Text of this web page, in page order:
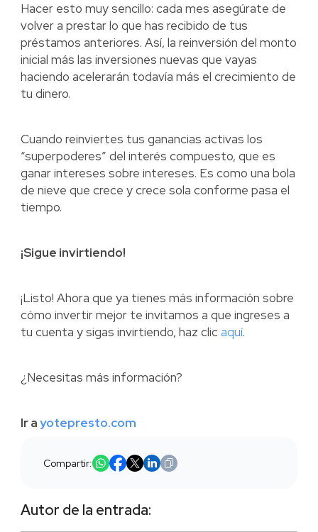
Hacer esto muy sencillo: cada mes asegúrate de
volver a prestar lo que has recibido de tus
préstamos anteriores. Así, la reinversión del monto
inicial más las inversiones nuevas que vayas
haciendo acelerarán todavía más el crecimiento de
tu dinero.
Cuando reinviertes tus ganancias activas los
“superpoderes” del interés compuesto, que es
ganar intereses sobre intereses. Es como una bola
de nieve que crece y crece sola conforme pasa el
tiempo.
¡Sigue invirtiendo!
¡Listo! Ahora que ya tienes más información sobre
cómo invertir mejor te invitamos a que ingreses a
tu cuenta y sigas invirtiendo, haz clicaquí.
¿Necesitas más información?
Ir ayotepresto.com
Compartir:
Autor de la entrada: